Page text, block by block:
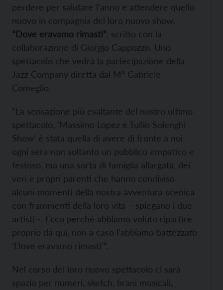
perdere per salutare l’anno e attendere quello
nuovo in compagnia del loro nuovo show,
“Dove eravamo rimasti” , scritto con la
collaborazione di Giorgio Cappozzo. Uno
spettacolo che vedrà la partecipazione della
Jazz Company diretta dal M° Gabriele
Comeglio.
“La sensazione più esaltante del nostro ultimo
spettacolo, ‘Massimo Lopez e Tullio Solenghi
Show’ è stata quella di avere di fronte a noi
ogni sera non soltanto un pubblico empatico e
festoso, ma una sorta di famiglia allargata, dei
veri e propri parenti che hanno condiviso
alcuni momenti della nostra avventura scenica
con frammenti della loro vita – spiegano i due
artisti -. Ecco perché abbiamo voluto ripartire
proprio da qui, non a caso l’abbiamo battezzato
‘Dove eravamo rimasti’”.
Nel corso del loro nuovo spettacolo ci sarà
spazio per numeri, sketch, brani musicali,